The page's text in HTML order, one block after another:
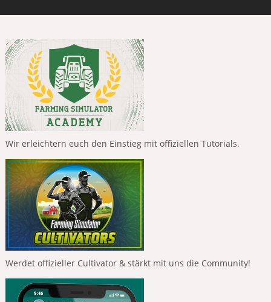
Wir erleichtern euch den Einstieg mit offiziellen Tutorials.
Werdet offizieller Cultivator & stärkt mit uns die Community!